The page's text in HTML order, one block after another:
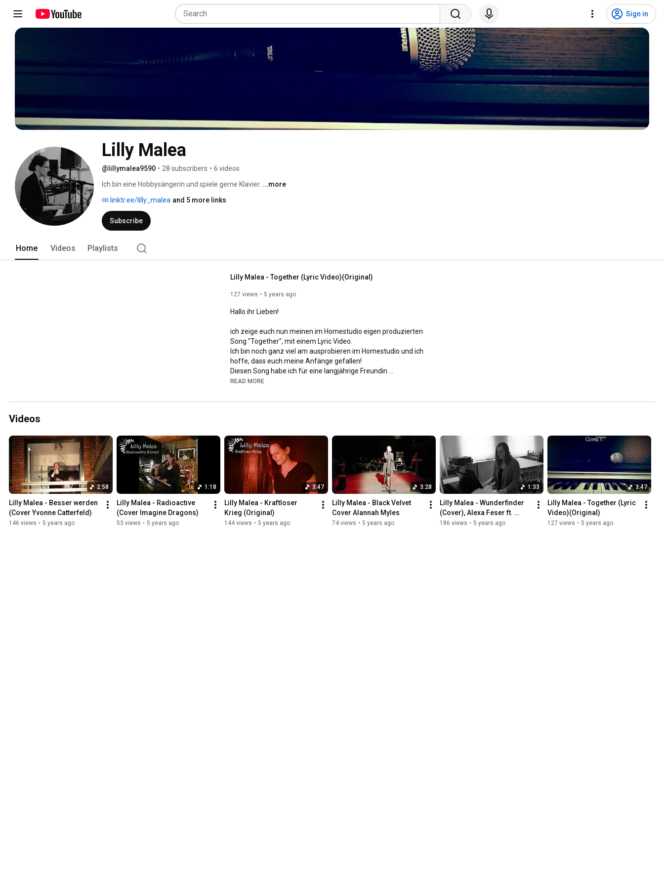
Sign in
Lilly Malea
@lillymalea9590 • 28 subscribers • 6 videos
Ich bin eine Hobbysängerin und spiele gerne Klavier. ...more
linktr.ee/lilly_malea and 5 more links
Subscribe
Home Videos Playlists
Lilly Malea - Together (Lyric Video)(Original)
127 views 5 years ago
Hallo ihr Lieben!
ich zeige euch nun meinen im Homestudio eigen produzierten
Song "Together", mit einem Lyric Video.
Ich bin noch ganz viel am ausprobieren im Homestudio und ich
hoffe, dass euch meine Anfänge gefallen!
Diesen Song habe ich für eine langjährige Freundin
geschrieben.
Lebenslage unterstützen!
Ich würde mich sehr freuen, wenn ihr mich abboniert, ein
Kommentar da lasst und mein Video teilt.
Ich bin auch bei Instagram, Facebook und Soundcloud zu
finden.
Bleibt auf dem laufenden!
Liebste Grüße
READ MORE
Videos
2:58
Lilly Malea - Besser werden
(Cover Yvonne Catterfeld)
146 views • 5 years ago
1:18
Lilly Malea - Radioactive
(Cover Imagine Dragons)
53 views • 5 years ago
3:47
Lilly Malea - Kraftloser
Krieg (Original)
144 views • 5 years ago
3:28
Lilly Malea - Black Velvet
Cover Alannah Myles
74 views • 5 years ago
1:33
Lilly Malea - Wunderfinder
(Cover), Alexa Feser ft.
Curse
186 views • 5 years ago
3:47
Lilly Malea - Together (Lyric
Video)(Original)
127 views • 5 years ago